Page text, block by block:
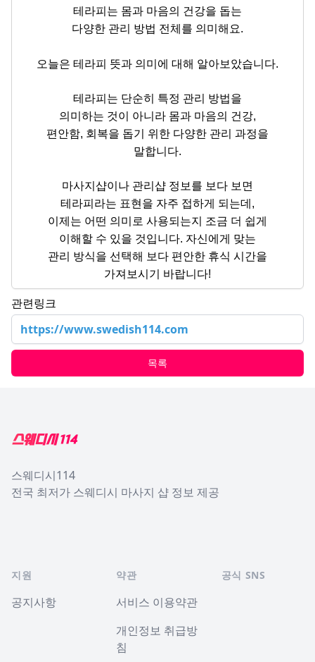
테라피는 몸과 마음의 건강을 돕는
다양한 관리 방법 전체를 의미해요.
오늘은 테라피 뜻과 의미에 대해 알아보았습니다.
테라피는 단순히 특정 관리 방법을
의미하는 것이 아니라 몸과 마음의 건강,
편안함, 회복을 돕기 위한 다양한 관리 과정을
말합니다.
마사지샵이나 관리샵 정보를 보다 보면
테라피라는 표현을 자주 접하게 되는데,
이제는 어떤 의미로 사용되는지 조금 더 쉽게
이해할 수 있을 것입니다. 자신에게 맞는
관리 방식을 선택해 보다 편안한 휴식 시간을
가져보시기 바랍니다!
관련링크
https://www.swedish114.com
목록
스웨디시114
전국 최저가 스웨디시 마사지 샵 정보 제공
지원
공지사항
약관
서비스 이용약관
개인정보 취급방
침
공식 SNS